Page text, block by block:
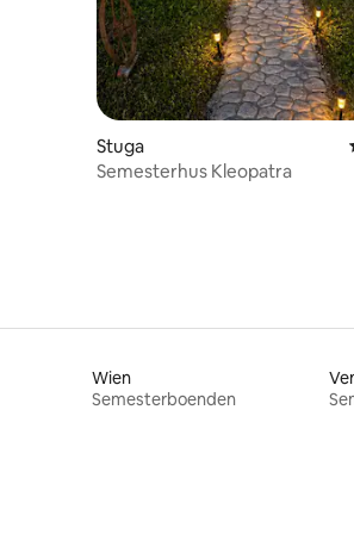
Stuga
Semesterhus Kleopatra
Wien
Semesterboenden